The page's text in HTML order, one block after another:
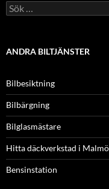
Sök
efter:
ANDRA BILTJÄNSTER
Bilbesiktning
Bilbärgning
Bilglasmästare
Hitta däckverkstad i Malmö
Bensinstation